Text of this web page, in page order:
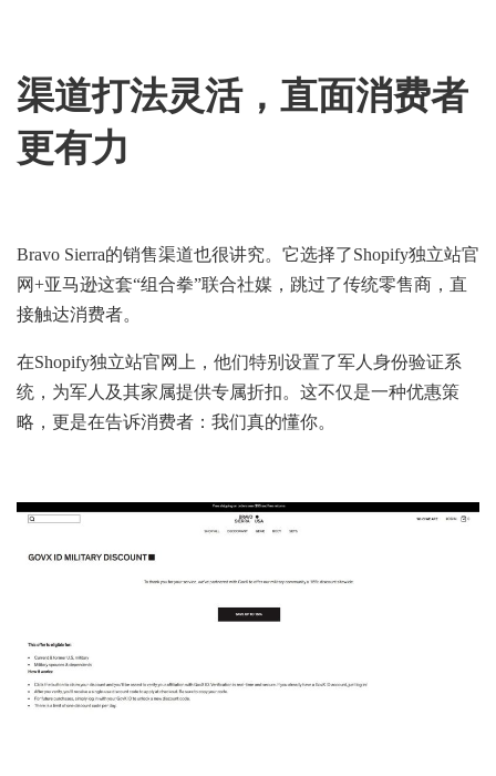
渠道打法灵活，直面消费者
更有力
Bravo Sierra的销售渠道也很讲究。它选择了Shopify独立站官
网+亚马逊这套“组合拳”联合社媒，跳过了传统零售商，直
接触达消费者。
在Shopify独立站官网上，他们特别设置了军人身份验证系
统，为军人及其家属提供专属折扣。这不仅是一种优惠策
略，更是在告诉消费者：我们真的懂你。